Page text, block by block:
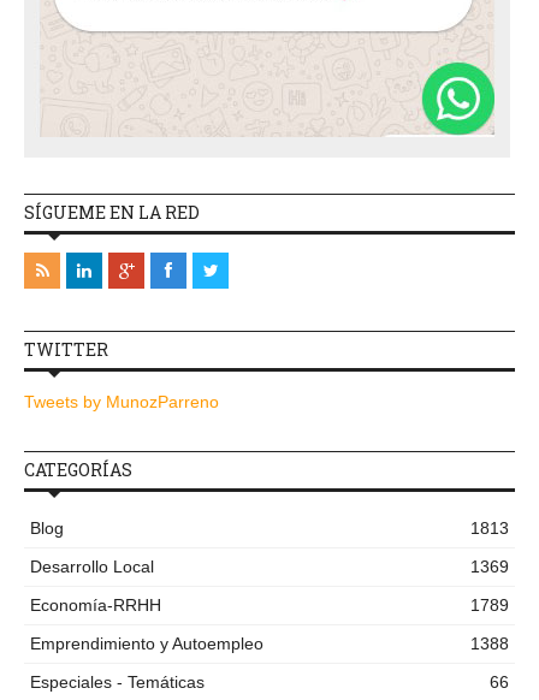
SÍGUEME EN LA RED
TWITTER
Tweets by MunozParreno
CATEGORÍAS
Blog
1813
Desarrollo Local
1369
Economía-RRHH
1789
Emprendimiento y Autoempleo
1388
Especiales - Temáticas
66